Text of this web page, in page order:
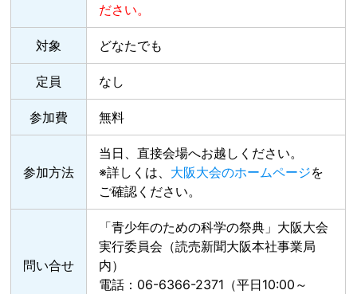
ださい。
対象 どなたでも
定員 なし
参加費 無料
参加方法
当日、直接会場へお越しください。
※詳しくは、 大阪大会のホームページを
ご確認ください。
問い合せ
「青少年のための科学の祭典」大阪大会
実行委員会（読売新聞大阪本社事業局
内）
電話：06-6366-2371（平日10:00～